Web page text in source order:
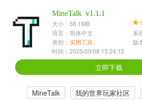
3697款应用
1597款应用
休闲益智
13387款应用
2196款应用
1072款应用
418款应用
MineTalk v1.1.1
大小：56.1MB
语言：简体中文
系
类别： 实用工具
版
时间：2025/09/08 15:24:12
立即下载
MineTalk 我的世界玩家社区